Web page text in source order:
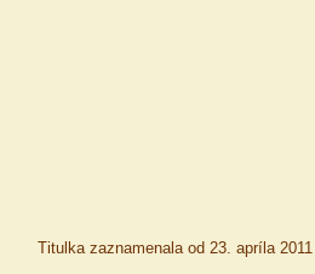
Titulka zaznamenala od 23. apríla